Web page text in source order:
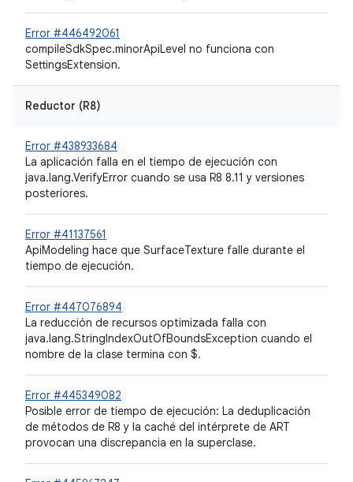
Error #446492061
compileSdkSpec.minorApiLevel no funciona con
SettingsExtension.
Reductor (R8)
Error #438933684
La aplicación falla en el tiempo de ejecución con
java.lang.VerifyError cuando se usa R8 8.11 y versiones
posteriores.
Error #41137561
ApiModeling hace que SurfaceTexture falle durante el
tiempo de ejecución.
Error #447076894
La reducción de recursos optimizada falla con
java.lang.StringIndexOutOfBoundsException cuando el
nombre de la clase termina con $.
Error #445349082
Posible error de tiempo de ejecución: La deduplicación
de métodos de R8 y la caché del intérprete de ART
provocan una discrepancia en la superclase.